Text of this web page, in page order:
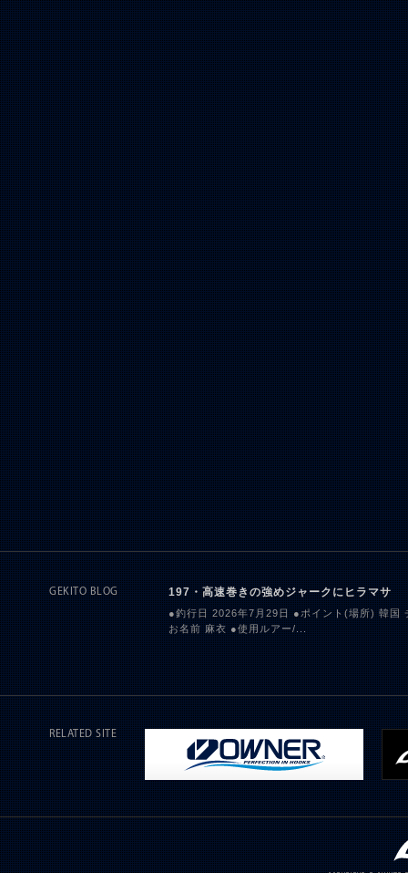
GEKITO BLOG 197・高速巻きの強めジャークにヒラマサ
●釣行日 2026年7月29日 ●ポイント(場所) 韓国
お名前 麻衣 ●使用ルアー/...
RELATED SITE